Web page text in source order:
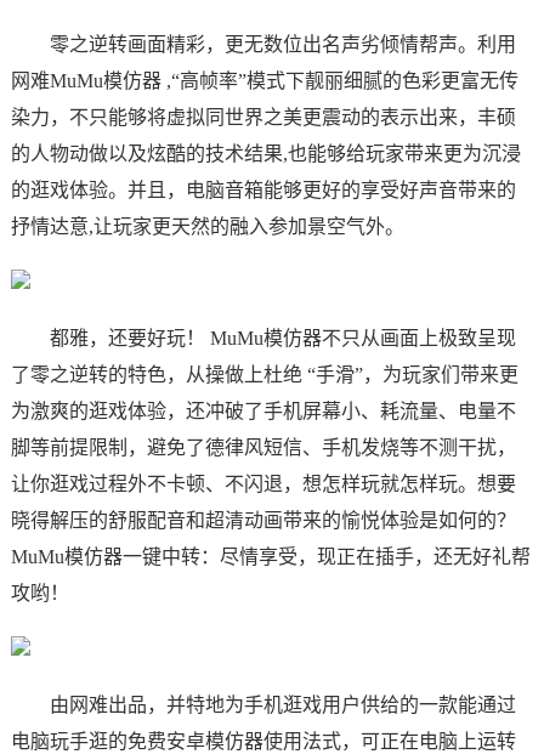
零之逆转画面精彩，更无数位出名声劣倾情帮声。利用
网难MuMu模仿器 ,“高帧率”模式下靓丽细腻的色彩更富无传
染力，不只能够将虚拟同世界之美更震动的表示出来，丰硕
的人物动做以及炫酷的技术结果,也能够给玩家带来更为沉浸
的逛戏体验。并且，电脑音箱能够更好的享受好声音带来的
抒情达意,让玩家更天然的融入参加景空气外。
都雅，还要好玩！ MuMu模仿器不只从画面上极致呈现
了零之逆转的特色，从操做上杜绝 “手滑”，为玩家们带来更
为激爽的逛戏体验，还冲破了手机屏幕小、耗流量、电量不
脚等前提限制，避免了德律风短信、手机发烧等不测干扰，
让你逛戏过程外不卡顿、不闪退，想怎样玩就怎样玩。想要
晓得解压的舒服配音和超清动画带来的愉悦体验是如何的？
MuMu模仿器一键中转：尽情享受，现正在插手，还无好礼帮
攻哟！
由网难出品，并特地为手机逛戏用户供给的一款能通过
电脑玩手逛的免费安卓模仿器使用法式，可正在电脑上运转